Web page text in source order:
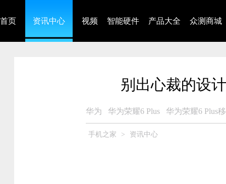
首页 资讯中心 视频 智能硬件 产品大全 众测商城
别出心裁的设
华为 华为荣耀6 Plus 华为荣耀6 Plus
手机之家 > 资讯中心